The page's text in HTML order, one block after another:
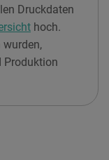
Druckdaten
hoch.
wurden,
Produktion